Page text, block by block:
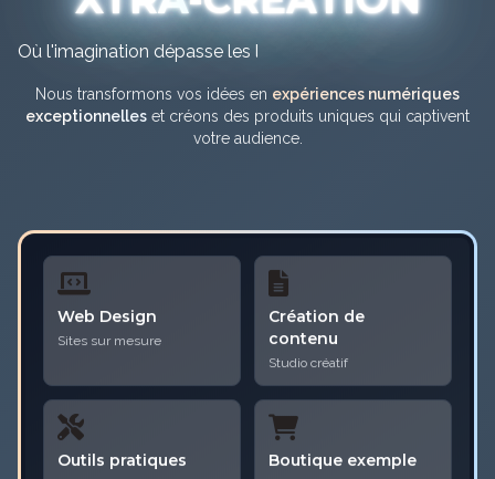
Où l'imagination dépasse les limites.
Nous transformons vos idées en expériences numériques
exceptionnelles et créons des produits uniques qui captivent
votre audience.
Web Design
Sites sur mesure
Création de
contenu
Studio créatif
Outils pratiques Boutique exemple